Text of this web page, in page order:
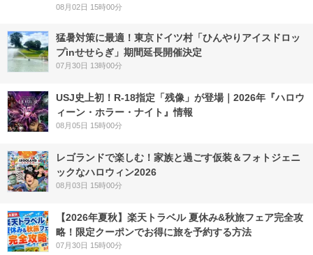
08月02日 15時00分
猛暑対策に最適！東京ドイツ村「ひんやりアイスドロッ
プinせせらぎ」期間延長開催決定
07月30日 13時00分
USJ史上初！R-18指定「残像」が登場｜2026年『ハロウ
ィーン・ホラー・ナイト』情報
08月05日 15時00分
レゴランドで楽しむ！家族と過ごす仮装＆フォトジェニ
ックなハロウィン2026
08月03日 15時00分
【2026年夏秋】楽天トラベル 夏休み&秋旅フェア完全攻
略！限定クーポンでお得に旅を予約する方法
07月30日 15時00分